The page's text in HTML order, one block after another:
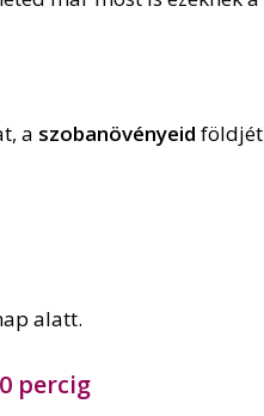
a szobanövényeid földjét
alatt.
percig